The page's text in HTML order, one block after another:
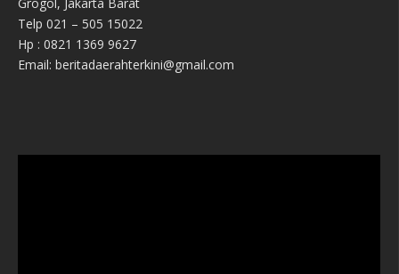
Telp 021 – 505 15022
Hp : 0821 1369 9627
Email: beritadaerahterkini@gmail.com